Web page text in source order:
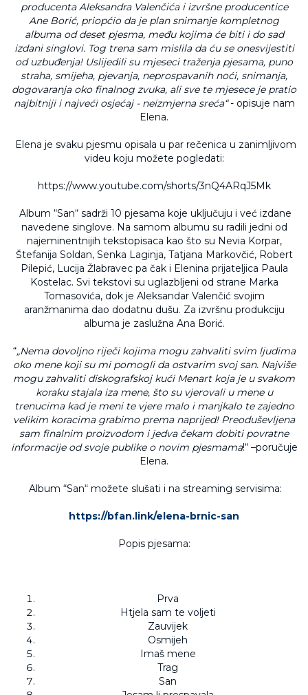
producenta Aleksandra Valenčića i izvršne producentice
Ane Borić, priopćio da je plan snimanje kompletnog
albuma od deset pjesma, među kojima će biti i do sad
izdani singlovi. Tog trena sam mislila da ću se onesvijestiti
od uzbuđenja! Uslijedili su mjeseci traženja pjesama, puno
straha, smijeha, pjevanja, neprospavanih noći, snimanja,
dogovaranja oko finalnog zvuka, ali sve te mjesece je pratio
najbitniji i najveći osjećaj - neizmjerna sreća“- opisuje nam
Elena.
Elena je svaku pjesmu opisala u par rečenica u zanimljivom
videu koju možete pogledati:
https://www.youtube.com/shorts/3nQ4ARqJ5Mk
Album “San“ sadrži 10 pjesama koje uključuju i već izdane
navedene singlove. Na samom albumu su radili jedni od
najeminentnijih tekstopisaca kao što su Nevia Korpar,
Štefanija Soldan, Senka Laginja, Tatjana Markovčić, Robert
Pilepić, Lucija Žlabravec pa čak i Elenina prijateljica Paula
Kostelac. Svi tekstovi su uglazbljeni od strane Marka
Tomasovića, dok je Aleksandar Valenčić svojim
aranžmanima dao dodatnu dušu. Za izvršnu produkciju
albuma je zaslužna Ana Borić.
“„Nema dovoljno riječi kojima mogu zahvaliti svim ljudima
oko mene koji su mi pomogli da ostvarim svoj san. Najviše
mogu zahvaliti diskografskoj kući Menart koja je u svakom
koraku stajala iza mene, što su vjerovali u mene u
trenucima kad je meni te vjere malo i manjkalo te zajedno
velikim koracima grabimo prema naprijed! Preoduševljena
sam finalnim proizvodom i jedva čekam dobiti povratne
informacije od svoje publike o novim pjesmama!“ –poručuje
Elena.
Album “San“ možete slušati i na streaming servisima:
https://bfan.link/elena-brnic-san
Popis pjesama:
Prva
Htjela sam te voljeti
Zauvijek
Osmijeh
Imaš mene
Trag
San